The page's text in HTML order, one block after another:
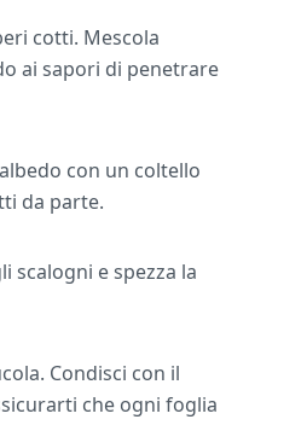
cotti. Mescola
ai sapori di penetrare
con un coltello
da parte.
scalogni e spezza la
Condisci con il
che ogni foglia